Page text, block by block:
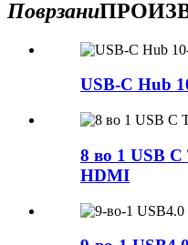
Поврзани
USB-C Hub
8 во 1 USB
HDMI